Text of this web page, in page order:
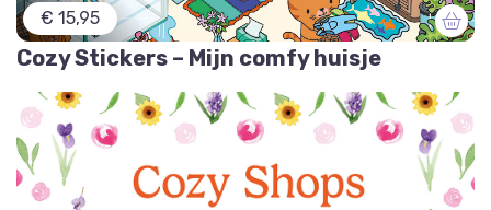
€ 15,95
Cozy Stickers – Mijn comfy huisje